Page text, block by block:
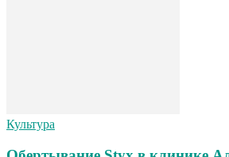
Культура